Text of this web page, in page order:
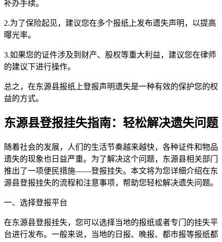
补办手续。
2.为了保险起见，建议您在多个报纸上发布遗失声明，以提高
曝光率。
3.如果您的证件涉及到财产、股权等重大利益，建议您在律师
的建议下进行操作。
总之，在东源县报纸上登报声明遗失是一种有效的保护您的权
益的方式。
东源县登报挂失指南：轻松解决遗失问题
随着社会的发展，人们的生活节奏越来越快，各种证件和物品
遗失的现象也日益严重。为了解决这个问题，东源县相关部门
推出了一项便民措施——登报挂失。本文将为您详细介绍在东
源县登报挂失的流程和注意事项，帮助您轻松解决遗失问题。
一、选择登报平台
在东源县登报挂失，您可以选择当地的报纸或者专门的挂失平
台进行发布。一般来说，当地的日报、晚报、都市报等报纸都